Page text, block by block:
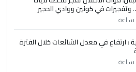
عصابة علي ماما يسقط
للعراق ومن اصول عريقة
يرد على صدام حسين سل
(نص كامل)
في كونين ووادي الحجير
: ارتفاع في معدل الشائعات خلال الفترة